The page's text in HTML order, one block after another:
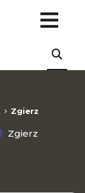
Zgierz
Zgierz